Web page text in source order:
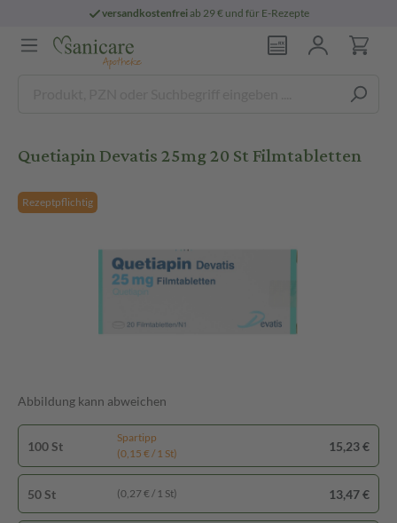
versandkostenfreiab 29 € und für E-Rezepte
Quetiapin Devatis 25mg 20 St Filmtabletten
Rezeptpflichtig
Abbildung kann abweichen
100 St
Spartipp
(0,15 € / 1 St)
15,23 €
50 St (0,27 € / 1 St) 13,47 €